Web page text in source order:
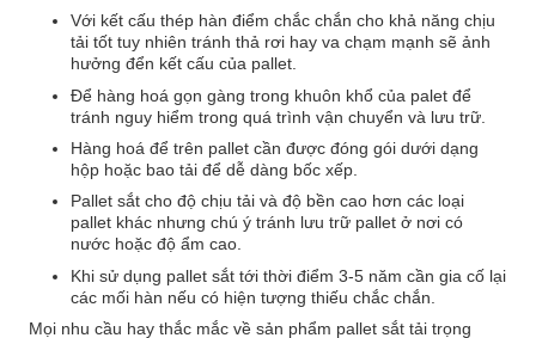
Với kết cấu thép hàn điểm chắc chắn cho khả năng chịu
tải tốt tuy nhiên tránh thả rơi hay va chạm mạnh sẽ ảnh
hưởng đển kết cấu của pallet.
Để hàng hoá gọn gàng trong khuôn khổ của palet để
tránh nguy hiểm trong quá trình vận chuyển và lưu trữ.
Hàng hoá để trên pallet cần được đóng gói dưới dạng
hộp hoặc bao tải để dễ dàng bốc xếp.
Pallet sắt cho độ chịu tải và độ bền cao hơn các loại
pallet khác nhưng chú ý tránh lưu trữ pallet ở nơi có
nước hoặc độ ẩm cao.
Khi sử dụng pallet sắt tới thời điểm 3-5 năm cần gia cố lại
các mối hàn nếu có hiện tượng thiếu chắc chắn.
Mọi nhu cầu hay thắc mắc về sản phẩm pallet sắt tải trọng